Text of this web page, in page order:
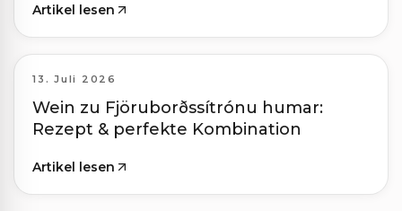
Artikel lesen
13. Juli 2026
Wein zu Fjöruborðssítrónu humar:
Rezept & perfekte Kombination
Artikel lesen